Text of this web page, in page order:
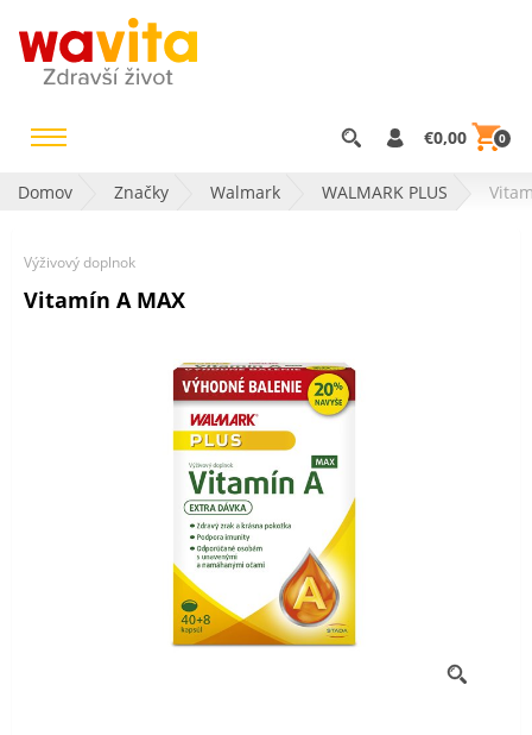
€0,00 0
Domov Značky Walmark WALMARK PLUS
Výživový doplnok
Vitamín A MAX